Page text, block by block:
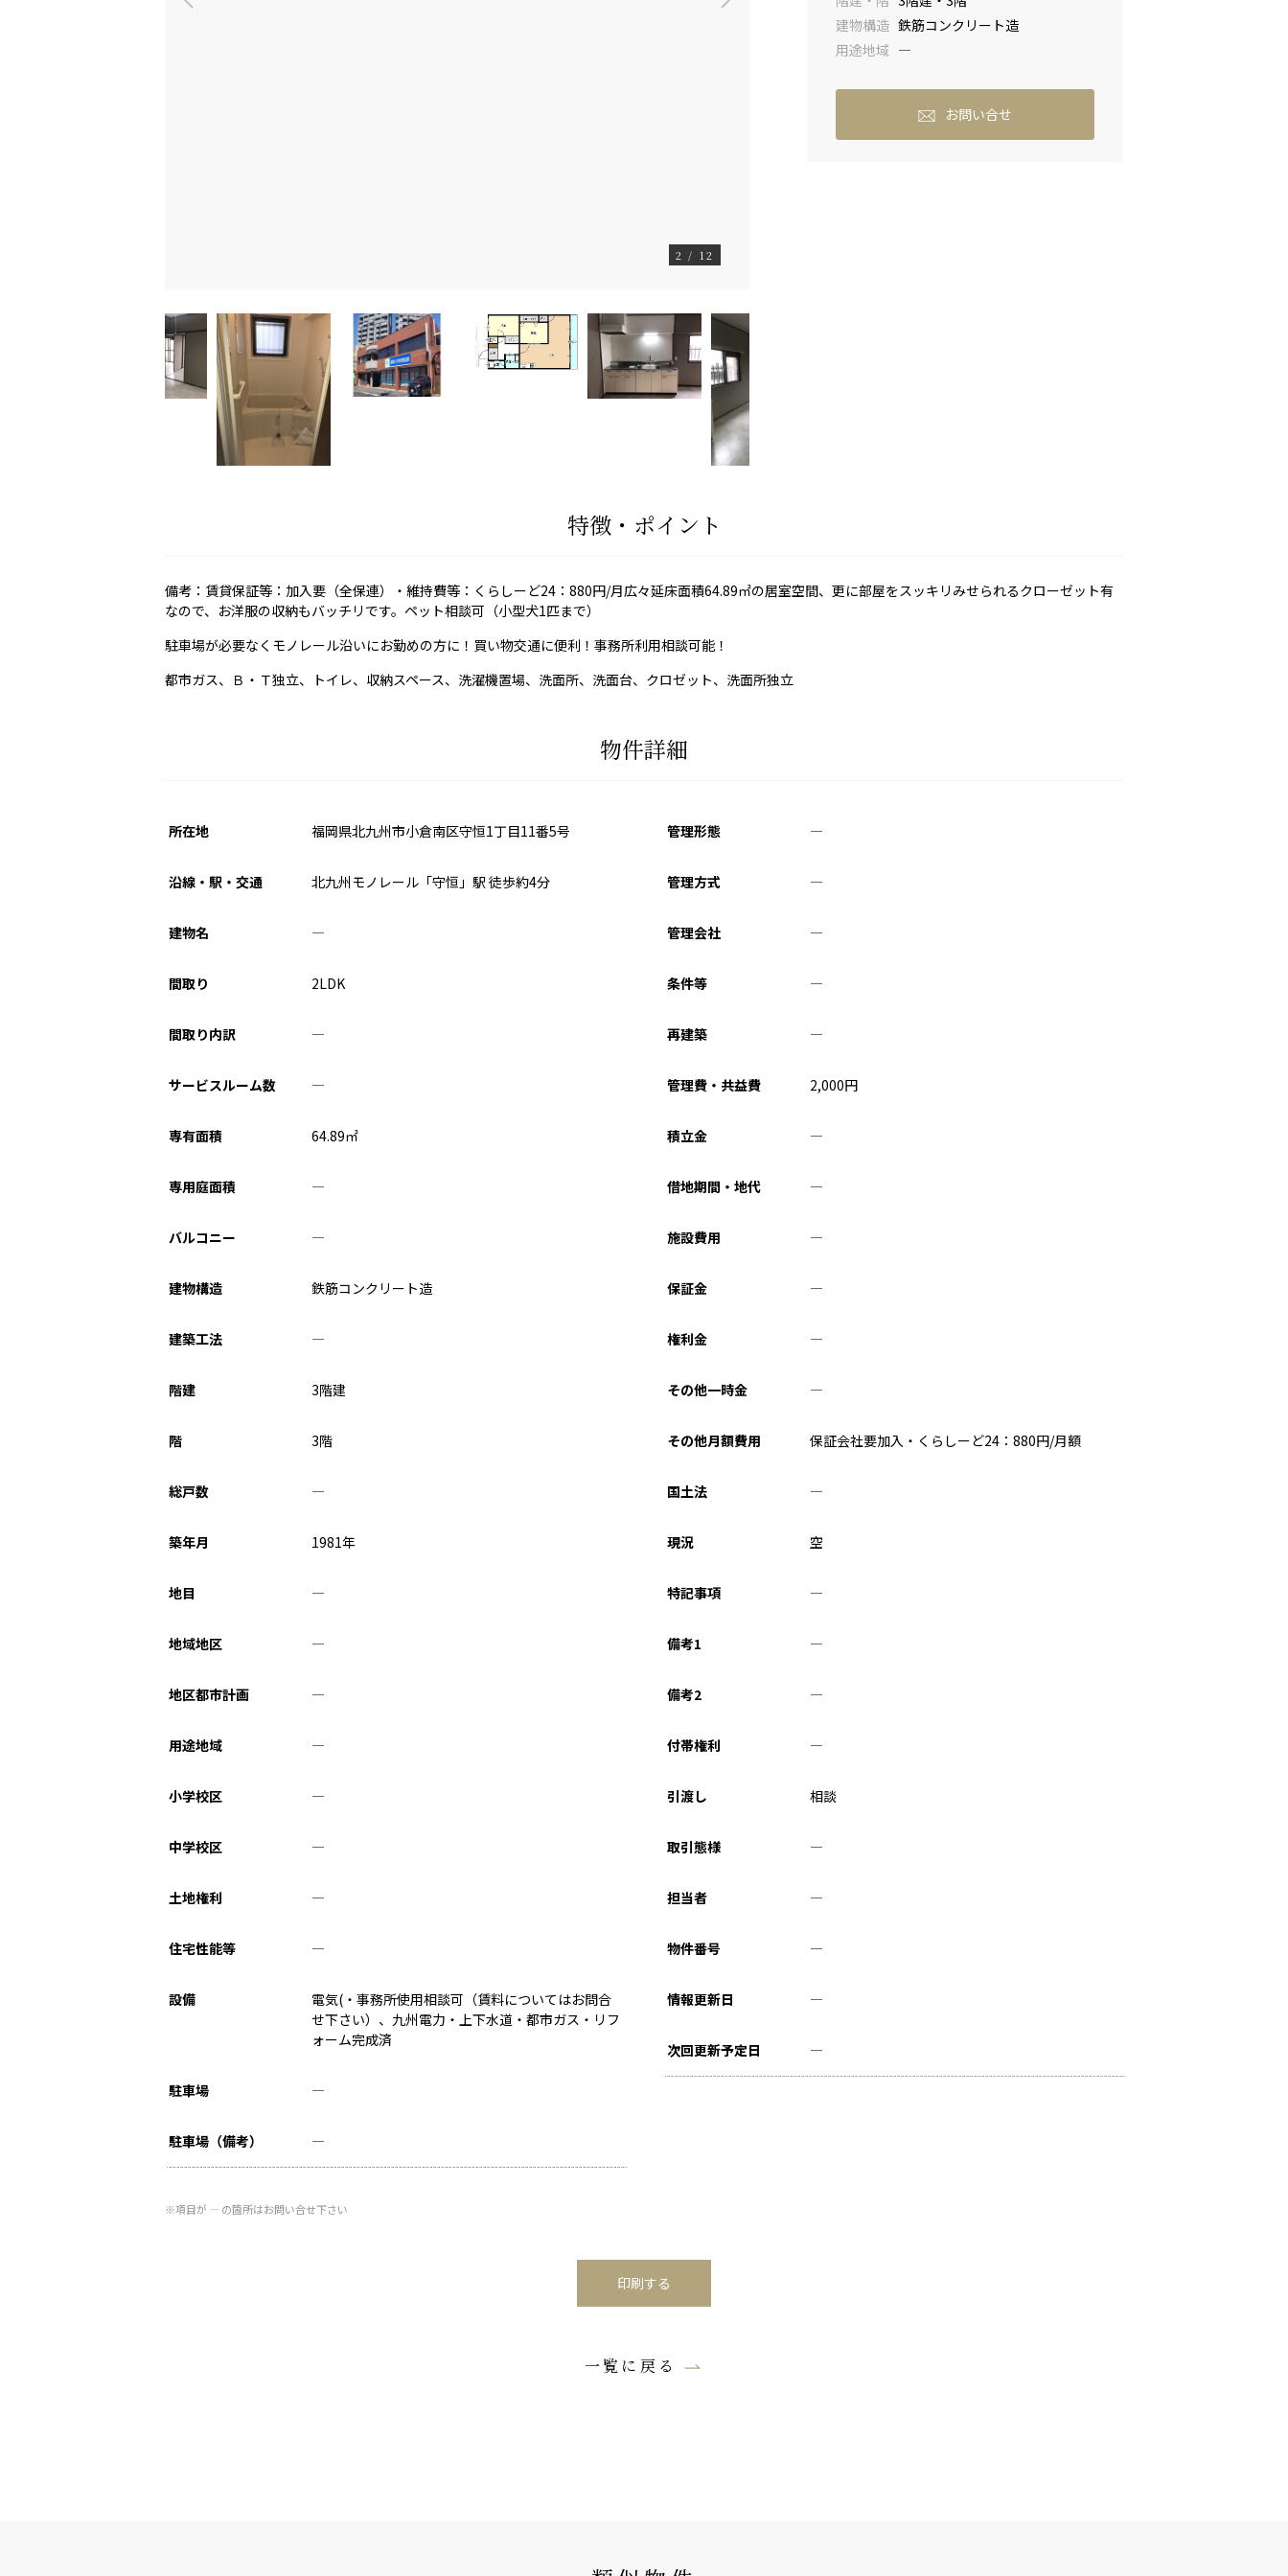
2 / 12
建物構造 鉄筋コンクリート造
用途地域 ―
お問い合せ
特徴・ポイント
備考：賃貸保証等：加入要（全保連）・維持費等：くらしーど24：880円/月広々延床面積64.89㎡の居室空間、更に部屋をスッキリみせられるクローゼット有
なので、お洋服の収納もバッチリです。ペット相談可（小型犬1匹まで）
駐車場が必要なくモノレール沿いにお勤めの方に！買い物交通に便利！事務所利用相談可能！
都市ガス、Ｂ・Ｔ独立、トイレ、収納スペース、洗濯機置場、洗面所、洗面台、クロゼット、洗面所独立
物件詳細
所在地 福岡県北九州市小倉南区守恒1丁目11番5号
沿線・駅・交通 北九州モノレール「守恒」駅 徒歩約4分
建物名 ―
間取り 2LDK
間取り内訳 ―
サービスルーム数 ―
専有面積 64.89㎡
専用庭面積 ―
バルコニー ―
建物構造 鉄筋コンクリート造
建築工法 ―
階建 3階建
階 3階
総戸数 ―
築年月 1981年
地目 ―
地域地区 ―
地区都市計画 ―
用途地域 ―
小学校区 ―
中学校区 ―
土地権利 ―
住宅性能等 ―
設備
電気(・事務所使用相談可（賃料についてはお問合
せ下さい）、九州電力・上下水道・都市ガス・リフ
ォーム完成済
駐車場 ―
駐車場（備考） ―
管理形態 ―
管理方式 ―
管理会社 ―
条件等 ―
再建築 ―
管理費・共益費 2,000円
積立金 ―
借地期間・地代 ―
施設費用 ―
保証金 ―
権利金 ―
その他一時金 ―
その他月額費用 保証会社要加入・くらしーど24：880円/月額
国土法 ―
現況 空
特記事項 ―
備考1 ―
備考2 ―
付帯権利 ―
引渡し 相談
取引態様 ―
担当者 ―
物件番号 ―
情報更新日 ―
次回更新予定日 ―
※項目が ― の箇所はお問い合せ下さい
印刷する
一覧に戻る